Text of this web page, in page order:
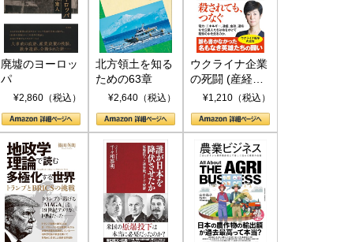
廃墟のヨーロッ
パ
¥2,860（税込）
北方領土を知る
ための63章
¥2,640（税込）
ウクライナ企業
の死闘 (産経セ
レクト S 039)
¥1,210（税込）